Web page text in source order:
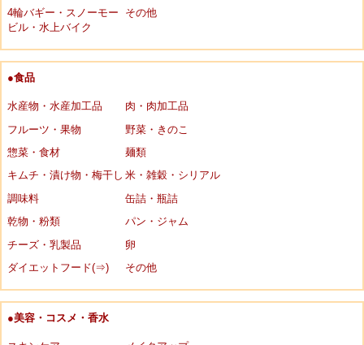
4輪バギー・スノーモー
ビル・水上バイク
その他
●食品
水産物・水産加工品
肉・肉加工品
フルーツ・果物
野菜・きのこ
惣菜・食材
麺類
キムチ・漬け物・梅干し 米・雑穀・シリアル
調味料
缶詰・瓶詰
乾物・粉類
パン・ジャム
チーズ・乳製品
卵
ダイエットフード(⇒)
その他
●美容・コスメ・香水